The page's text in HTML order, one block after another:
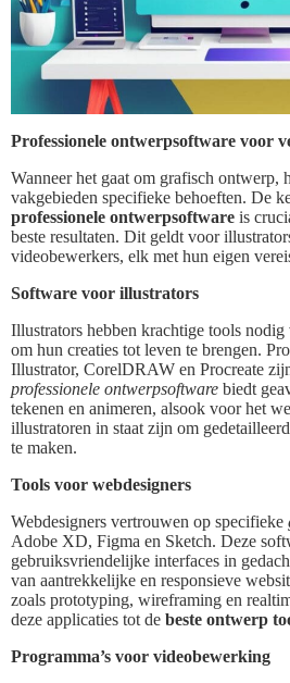
Professionele ontwerpsoftware voor
Wanneer het gaat om grafisch ontwerp,
vakgebieden specifieke behoeften. De
professionele ontwerpsoftware is
beste resultaten. Dit geldt voor
videobewerkers, elk met hun eigen
Software voor illustrators
Illustrators hebben krachtige tools
om hun creaties tot leven te brengen.
Illustrator, CorelDRAW en Procreate
professionele ontwerpsoftware biedt
tekenen en animeren, alsook voor het
illustratoren in staat zijn om
te maken.
Tools voor webdesigners
Webdesigners vertrouwen op specifieke
Adobe XD, Figma en Sketch. Deze
gebruiksvriendelijke interfaces in
van aantrekkelijke en responsieve
zoals prototyping, wireframing en
deze applicaties tot de beste ontwerp
Programma’s voor videobewerking